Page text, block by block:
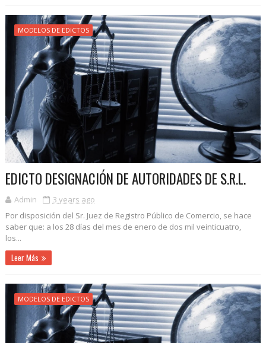
MODELOS DE EDICTOS
EDICTO DESIGNACIÓN DE AUTORIDADES DE S.R.L.
Admin
3 years ago
Por disposición del Sr. Juez de Registro Público de Comercio, se hace
saber que: a los 28 días del mes de enero de dos mil veinticuatro,
los...
Leer Más
MODELOS DE EDICTOS